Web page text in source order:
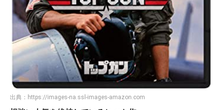
出典： https://images-na.ssl-images-amazon.com